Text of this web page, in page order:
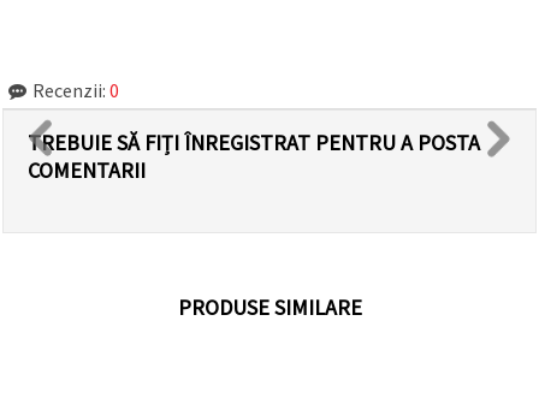
Recenzii: 0
TREBUIE SĂ FIȚI ÎNREGISTRAT PENTRU A POSTA
COMENTARII
PRODUSE SIMILARE